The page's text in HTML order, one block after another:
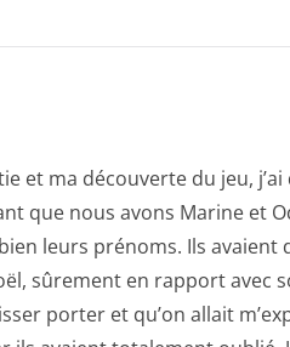
et ma découverte du jeu,
que nous avons Marine et
leurs prénoms. Ils avaient
sûrement en rapport avec
porter et qu’on allait